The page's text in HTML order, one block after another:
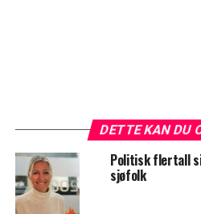
DETTE KAN DU
Politisk flertall
sjøfolk